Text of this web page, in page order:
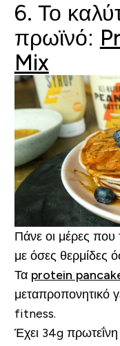
6. Το
πρωϊνό:
Mix
Πάνε οι μέρες
με όσες θερμίδες
Τα protein
μεταπροπονητικό
fitness.
Έχει 34g πρωτεΐνη